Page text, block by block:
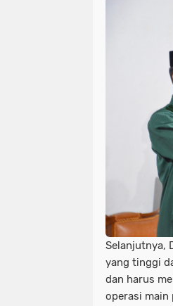
Selanjutnya,
yang tinggi
dan harus
operasi main